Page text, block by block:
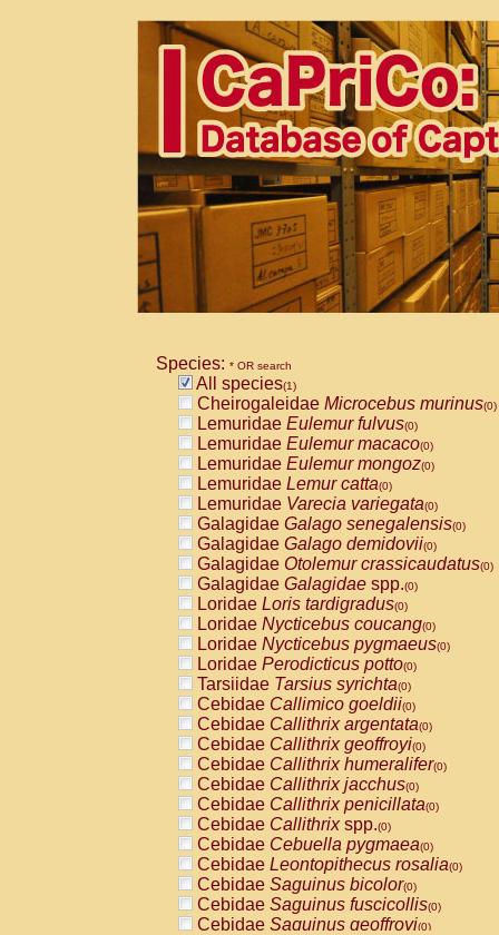
Species: * OR search
All species(1)
Cheirogaleidae Microcebus murinus(0)
Lemuridae Eulemur fulvus(0)
Lemuridae Eulemur macaco(0)
Lemuridae Eulemur mongoz(0)
Lemuridae Lemur catta(0)
Lemuridae Varecia variegata(0)
Galagidae Galago senegalensis(0)
Galagidae Galago demidovii(0)
Galagidae Otolemur crassicaudatus(0)
Galagidae Galagidae spp.(0)
Loridae Loris tardigradus(0)
Loridae Nycticebus coucang(0)
Loridae Nycticebus pygmaeus(0)
Loridae Perodicticus potto(0)
Tarsiidae Tarsius syrichta(0)
Cebidae Callimico goeldii(0)
Cebidae Callithrix argentata(0)
Cebidae Callithrix geoffroyi(0)
Cebidae Callithrix humeralifer(0)
Cebidae Callithrix jacchus(0)
Cebidae Callithrix penicillata(0)
Cebidae Callithrixspp.(0)
Cebidae Cebuella pygmaea(0)
Cebidae Leontopithecus rosalia(0)
Cebidae Saguinus bicolor(0)
Cebidae Saguinus fuscicollis(0)
Cebidae Saguinus geoffroyi(0)